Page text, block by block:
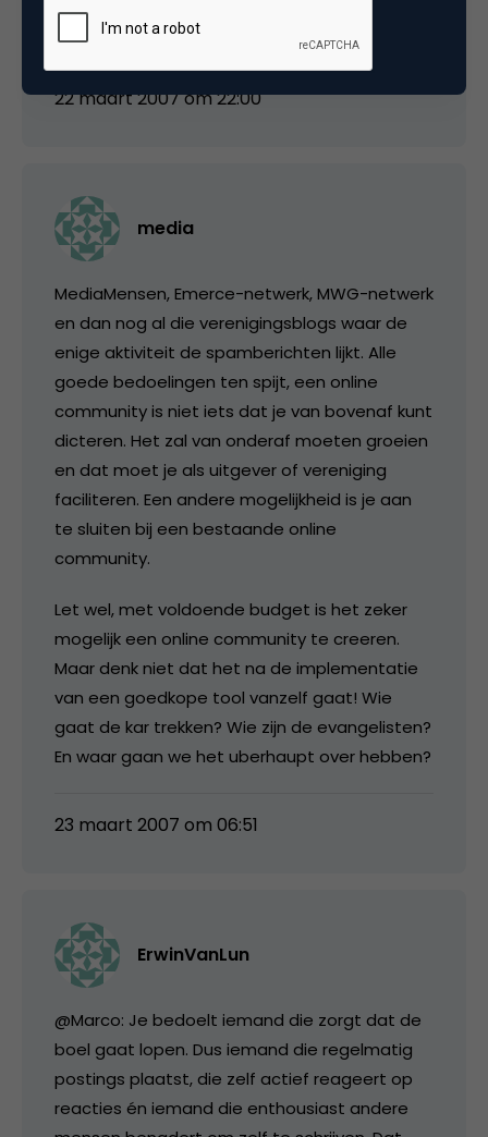
Dank voor de info.
22 maart 2007 om 22:00
media
MediaMensen, Emerce-netwerk, MWG-netwerk
en dan nog al die verenigingsblogs waar de
enige aktiviteit de spamberichten lijkt. Alle
goede bedoelingen ten spijt, een online
community is niet iets dat je van bovenaf kunt
dicteren. Het zal van onderaf moeten groeien
en dat moet je als uitgever of vereniging
faciliteren. Een andere mogelijkheid is je aan
te sluiten bij een bestaande online
community.
Let wel, met voldoende budget is het zeker
mogelijk een online community te creeren.
Maar denk niet dat het na de implementatie
van een goedkope tool vanzelf gaat! Wie
gaat de kar trekken? Wie zijn de evangelisten?
En waar gaan we het uberhaupt over hebben?
23 maart 2007 om 06:51
ErwinVanLun
@Marco: Je bedoelt iemand die zorgt dat de
boel gaat lopen. Dus iemand die regelmatig
postings plaatst, die zelf actief reageert op
reacties én iemand die enthousiast andere